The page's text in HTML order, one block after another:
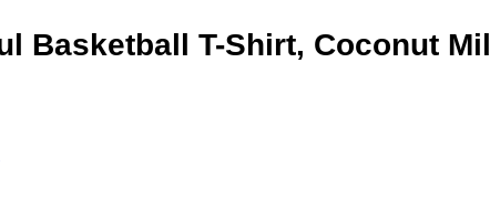
Basketball T-Shirt, Coconut